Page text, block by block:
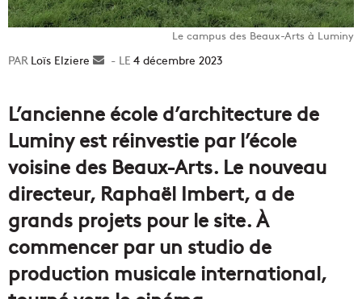
Le campus des Beaux-Arts à Luminy
Loïs Elziere
Envoyer4 décembre 2023
L’ancienne école d’architecture de
Luminy est réinvestie par l’école
voisine des Beaux-Arts. Le nouveau
directeur, Raphaël Imbert, a de
grands projets pour le site. À
commencer par un studio de
production musicale international,